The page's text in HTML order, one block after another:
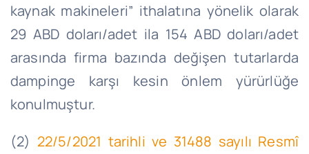
kaynak makineleri” ithalatına yönelik olarak
29 ABD doları/adet ila 154 ABD doları/adet
arasında firma bazında değişen tutarlarda
dampinge karşı kesin önlem yürürlüğe
konulmuştur.
(2) 22/5/2021 tarihli ve 31488 sayılı Resmî